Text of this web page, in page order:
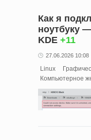
Как я
ноутбуку
KDE +11
27.06.2026 10:08
Linux
Компьютерное